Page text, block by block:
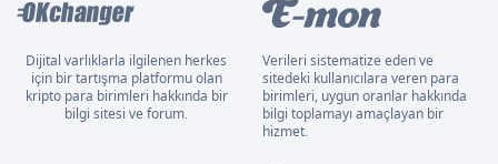
Dijital varlıklarla ilgilenen herkes
için bir tartışma platformu olan
kripto para birimleri hakkında bir
bilgi sitesi ve forum.
Verileri sistematize eden ve
sitedeki kullanıcılara veren para
birimleri, uygun oranlar hakkında
bilgi toplamayı amaçlayan bir
hizmet.